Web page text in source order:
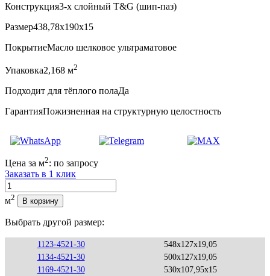
Конструкция3-х слойный T&G (шип-паз)
Размер438,78x190x15
ПокрытиеМасло шелковое ультраматовое
Упаковка2,168 м2
Подходит для тёплого полаДа
ГарантияПожизненная на структурную целостность
Цена за м2: по запросу
Заказать в 1 клик
Количество
м2 В корзину
Выбрать другой размер:
1123-4521-30
548x127x19,05
1134-4521-30
500x127x19,05
1169-4521-30
530x107,95x15